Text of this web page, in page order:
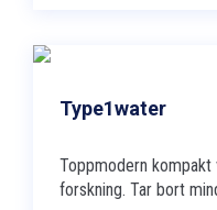
Type1water
Toppmodern
forskning. Tar bort